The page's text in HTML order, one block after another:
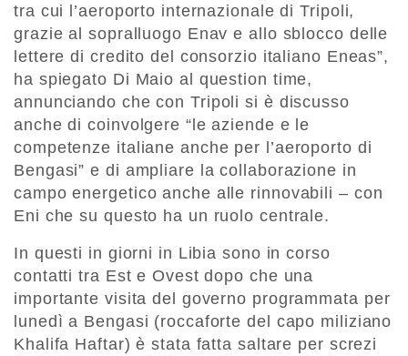
tra cui l’aeroporto internazionale di Tripoli,
grazie al sopralluogo Enav e allo sblocco delle
lettere di credito del consorzio italiano Eneas”,
ha spiegato Di Maio al question time,
annunciando che con Tripoli si è discusso
anche di coinvolgere “le aziende e le
competenze italiane anche per l’aeroporto di
Bengasi” e di ampliare la collaborazione in
campo energetico anche alle rinnovabili – con
Eni che su questo ha un ruolo centrale.
In questi in giorni in Libia sono in corso
contatti tra Est e Ovest dopo che una
importante visita del governo programmata per
lunedì a Bengasi (roccaforte del capo miliziano
Khalifa Haftar) è stata fatta saltare per screzi